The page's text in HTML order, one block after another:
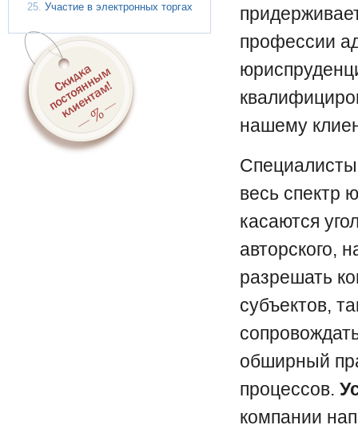
Участие в электронных торгах
профессии
нашему
весь спектр
касаются
авторского,
разрешать
субъектов,
обширный
процессов.
компании